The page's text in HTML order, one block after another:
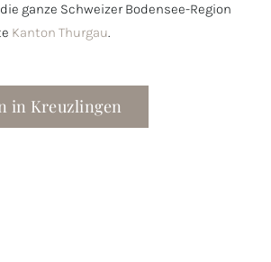
ganze Schweizer Bodensee-Region
Kanton Thurgau.
in Kreuzlingen